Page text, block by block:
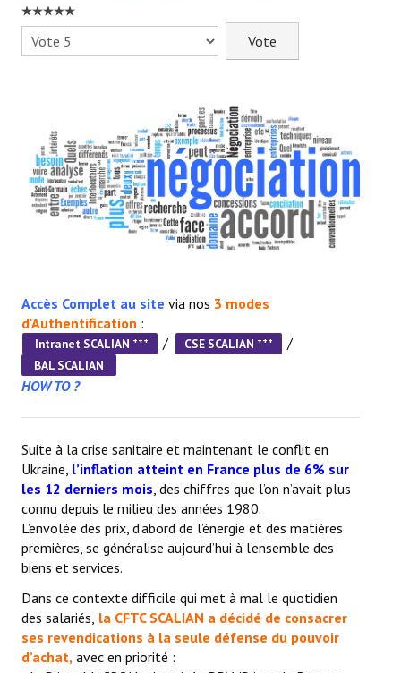
- Accords d'Entreprise
Recherche avancée
NEWSLET'IN
S'inscrire à la Newletter Linkedin
Liens CFTC
Rejoignez Nous !
La CFTC Chez SCALIAN
> La Team en action
CONTACT
Formulaire de contact
AUTHENTIFICATION
- Via le site Internet du CSE SCALIAN
- Via la BAL SCALIAN
Veuillez
voter
Accès Complet au site via nos 3 modes
d'Authentification :
Intranet SCALIAN +++ / CSE SCALIAN +++ /
BAL SCALIAN
HOW TO ?
Suite à la crise sanitaire et maintenant le conflit en
Ukraine, l’inflation atteint en France plus de 6% sur
les 12 derniers mois , des chiffres que l’on n’avait plus
connu depuis le milieu des années 1980.
L’envolée des prix, d’abord de l’énergie et des matières
premières, se généralise aujourd’hui à l’ensemble des
biens et services.
Dans ce contexte difficile qui met à mal le quotidien
des salariés, la CFTC SCALIAN a décidé de consacrer
ses revendications à la seule défense du pouvoir
d’achat, avec en priorité :